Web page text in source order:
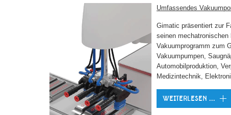
Umfassendes
Gimatic präsentiert zur
seinen
Vakuumprogramm zum
Vakuumpumpen,
Automobilproduktion,
Medizintechnik,
WEITERLESEN ...